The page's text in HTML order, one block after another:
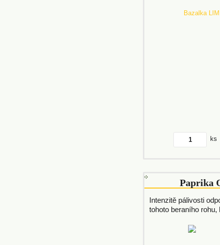
ks
Paprika
Intenzitě pálivosti
tohoto beraního rohu,